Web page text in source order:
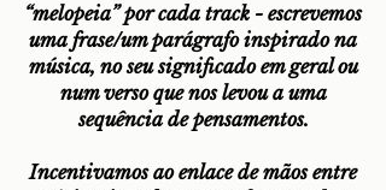
“melopeia” por cada track - escrevemos
uma frase/um parágrafo inspirado na
música, no seu significado em geral ou
num verso que nos levou a uma
sequência de pensamentos.
Incentivamos ao enlace de mãos entre